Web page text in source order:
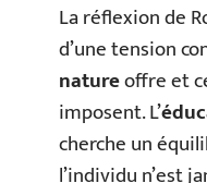
La réflexion de
d’une tension
natureoffre et
imposent. L’
cherche un
l’individu n’est